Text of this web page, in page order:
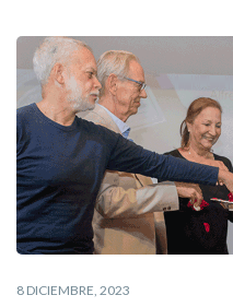
8 DICIEMBRE, 2023